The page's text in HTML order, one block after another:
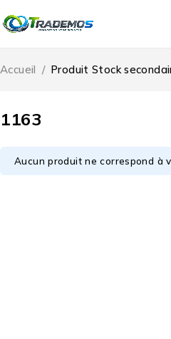
1163
Accueil / Produit Stock
Aucun produit ne correspond à